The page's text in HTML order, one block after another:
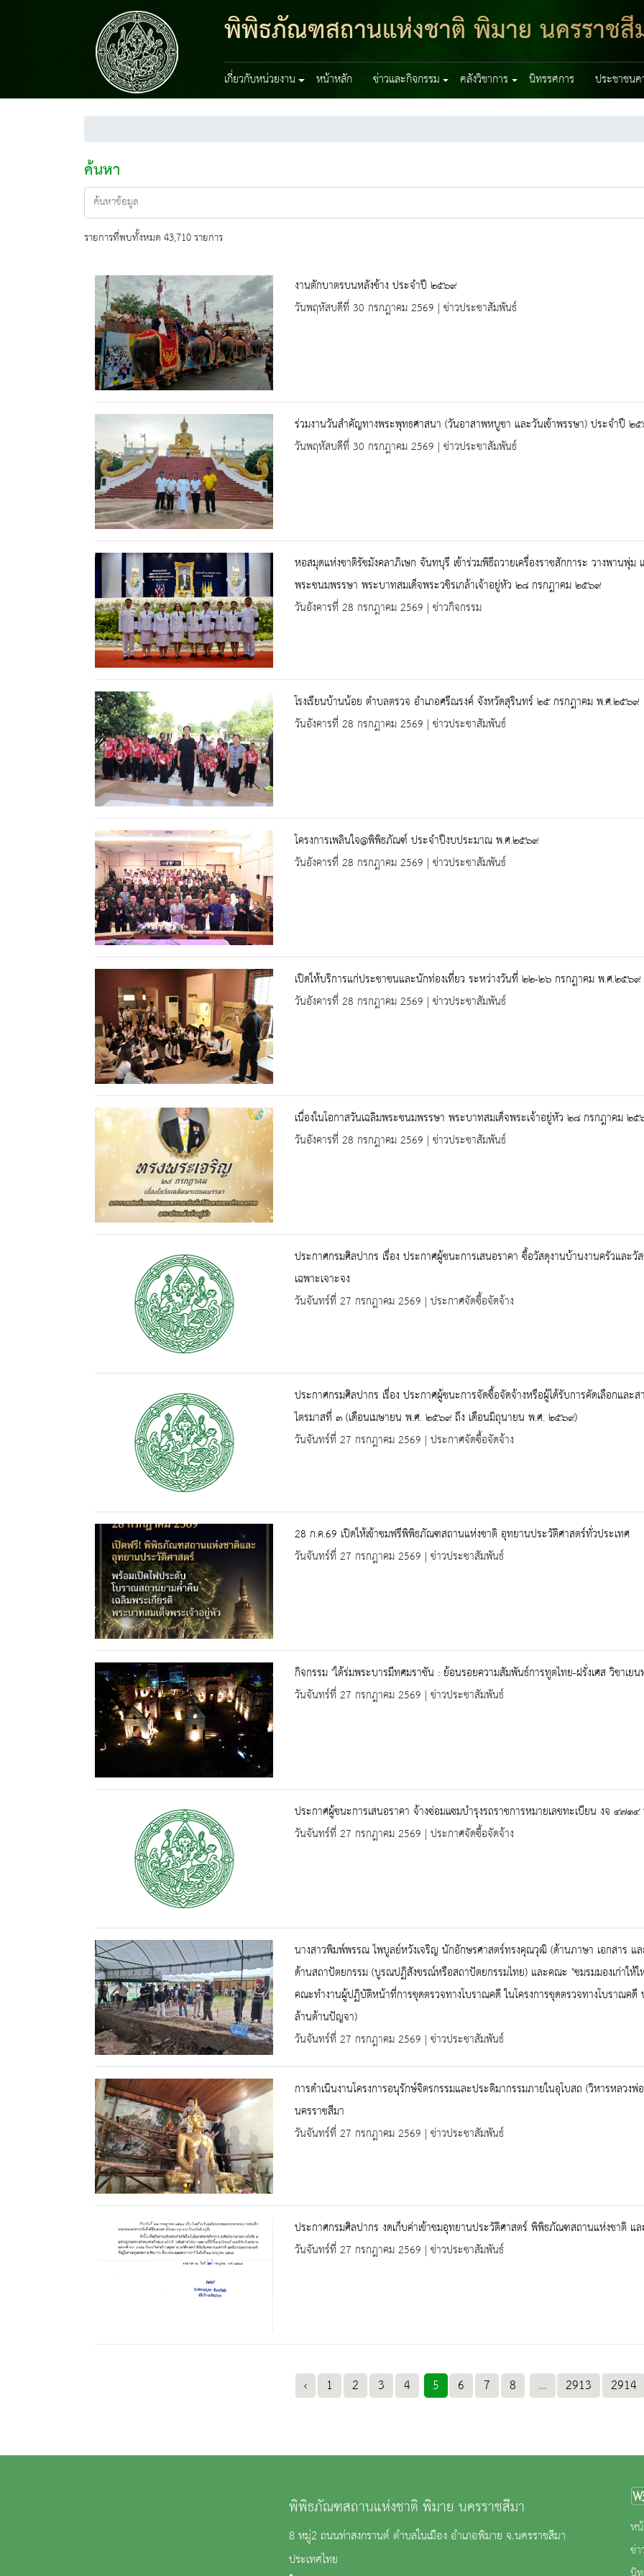
พิพิธภัณฑสถานแห่งชาติ พิมาย นครราชสี
เกี่ยวกับหน่วยงาน หน้าหลัก ข่าวและกิจกรรม คลังวิชาการ นิทรรศการ ประชาชน
ค้นหา
รายการที่พบทั้งหมด 43,710 รายการ
งานตักบาตรบนหลังช้าง ประจำปี ๒๕๖๙
วันพฤหัสบดีที่ 30 กรกฎาคม 2569 | ข่าวประชาสัมพันธ์
ร่วมงานวันสำคัญทางพระพุทธศาสนา (วันอาสาพหบูชา และวันเข้าพรรษา) ประจำปี ๒
วันพฤหัสบดีที่ 30 กรกฎาคม 2569 | ข่าวประชาสัมพันธ์
หอสมุดแห่งชาติรัชมังคลาภิเษก จันทบุรี เข้าร่วมพิธีถวายเครื่องราชสักการะ วางพานพุ่
พระชนมพรรษา พระบาทสมเด็จพระวชิรเกล้าเจ้าอยู่หัว ๒๘ กรกฎาคม ๒๕๖๙
วันอังคารที่ 28 กรกฎาคม 2569 | ข่าวกิจกรรม
โรงเรียนบ้านน้อย ตำบลตรวจ อำเภอศรีณรงค์ จังหวัดสุรินทร์ ๒๕ กรกฎาคม พ.ศ.๒๕๖๙
วันอังคารที่ 28 กรกฎาคม 2569 | ข่าวประชาสัมพันธ์
โครงการเพลินใจ@พิพิธภัณฑ์ ประจำปีงบประมาณ พ.ศ.๒๕๖๙
วันอังคารที่ 28 กรกฎาคม 2569 | ข่าวประชาสัมพันธ์
เปิดให้บริการแก่ประชาชนและนักท่องเที่ยว ระหว่างวันที่ ๒๒-๒๖ กรกฎาคม พ.ศ.๒๕๖๙
วันอังคารที่ 28 กรกฎาคม 2569 | ข่าวประชาสัมพันธ์
เนื่องในโอกาสวันเฉลิมพระชนมพรรษา พระบาทสมเด็จพระเจ้าอยู่หัว ๒๘ กรกฎาคม ๒
วันอังคารที่ 28 กรกฎาคม 2569 | ข่าวประชาสัมพันธ์
ประกาศกรมศิลปากร เรื่อง ประกาศผู้ชนะการเสนอราคา ซื้อวัสดุงานบ้านงานครัวและ
เฉพาะเจาะจง
วันจันทร์ที่ 27 กรกฎาคม 2569 | ประกาศจัดซื้อจัดจ้าง
ประกาศกรมศิลปากร เรื่อง ประกาศผู้ชนะการจัดซื้อจัดจ้างหรือผู้ได้รับการคัดเลือกแล
ไตรมาสที่ ๓ (เดือนเมษายน พ.ศ. ๒๕๖๙ ถึง เดือนมิถุนายน พ.ศ. ๒๕๖๙)
วันจันทร์ที่ 27 กรกฎาคม 2569 | ประกาศจัดซื้อจัดจ้าง
28 ก.ค.69 เปิดให้เข้าชมฟรีพิพิธภัณฑสถานแห่งชาติ อุทยานประวัติศาสตร์ทั่วประเทศ
วันจันทร์ที่ 27 กรกฎาคม 2569 | ข่าวประชาสัมพันธ์
กิจกรรม "ใต้ร่มพระบารมีทศมราชัน : ย้อนรอยความสัมพันธ์การทูตไทย-ฝรั่งเศส วิชาเ
วันจันทร์ที่ 27 กรกฎาคม 2569 | ข่าวประชาสัมพันธ์
ประกาศผู้ชนะการเสนอราคา จ้างซ่อมแซมบำรุงรถราชการหมายเลขทะเบียน งจ ๔๗๑๔
วันจันทร์ที่ 27 กรกฎาคม 2569 | ประกาศจัดซื้อจัดจ้าง
นางสาวพิมพ์พรรณ ไพบูลย์หวังเจริญ นักอักษรศาสตร์ทรงคุณวุฒิ (ด้านภาษา เอกสาร
ด้านสถาปัตยกรรม (บูรณปฏิสังขรณ์หรือสถาปัตยกรรมไทย) และคณะ "ชมรมมองเก่าให้ใ
คณะทำงานผู้ปฏิบัติหน้าที่การขุดตรวจทางโบราณคดี ในโครงการขุดตรวจทางโบราณค
ล้านต้านปัญจา)
วันจันทร์ที่ 27 กรกฎาคม 2569 | ข่าวประชาสัมพันธ์
การดำเนินงานโครงการอนุรักษ์จิตรกรรมและประติมากรรมภายในอุโบสถ (วิหารหลวงพ่
นครราชสีมา
วันจันทร์ที่ 27 กรกฎาคม 2569 | ข่าวประชาสัมพันธ์
ประกาศกรมศิลปากร งดเก็บค่าเข้าชมอุทยานประวัติศาสตร์ พิพิธภัณฑสถานแห่งชาติ แ
วันจันทร์ที่ 27 กรกฎาคม 2569 | ข่าวประชาสัมพันธ์
‹ 1 2 3 4 5 6 7 8 ... 2913 2914
พิพิธภัณฑสถานแห่งชาติ พิมาย นครราชสีมา
8 หมู่2 ถนนท่าสงกรานต์ ตำบลในเมือง อำเภอพิมาย จ.นครราชสีมา
ประเทศไทย
ห
ข่